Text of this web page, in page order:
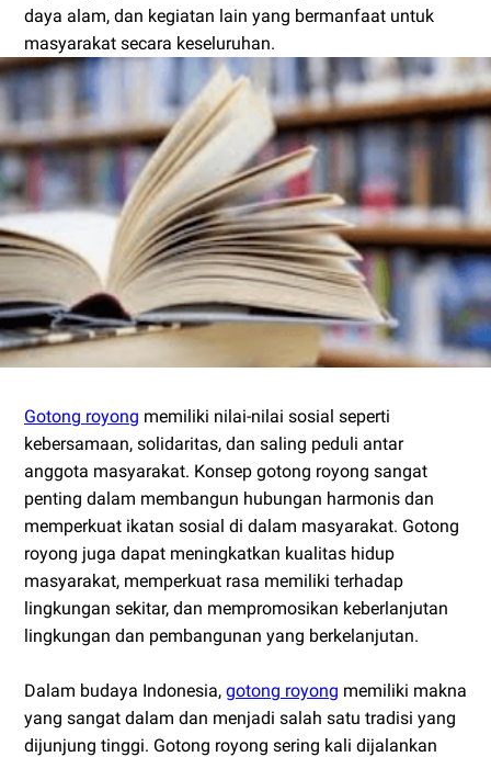
daya alam, dan kegiatan lain yang bermanfaat untuk
masyarakat secara keseluruhan.
Gotong royong memiliki nilai-nilai sosial seperti
kebersamaan, solidaritas, dan saling peduli antar
anggota masyarakat. Konsep gotong royong sangat
penting dalam membangun hubungan harmonis dan
memperkuat ikatan sosial di dalam masyarakat. Gotong
royong juga dapat meningkatkan kualitas hidup
masyarakat, memperkuat rasa memiliki terhadap
lingkungan sekitar, dan mempromosikan keberlanjutan
lingkungan dan pembangunan yang berkelanjutan.
Dalam budaya Indonesia, gotong royong memiliki makna
yang sangat dalam dan menjadi salah satu tradisi yang
dijunjung tinggi. Gotong royong sering kali dijalankan